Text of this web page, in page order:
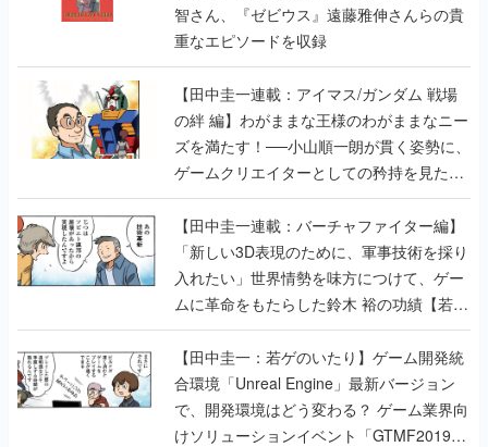
智さん、『ゼビウス』遠藤雅伸さんらの貴
重なエピソードを収録
【田中圭一連載：アイマス/ガンダム 戦場
の絆 編】わがままな王様のわがままなニー
ズを満たす！──小山順一朗が貫く姿勢に、
ゲームクリエイターとしての矜持を見た
【若ゲのいたり最終回】
【田中圭一連載：バーチャファイター編】
「新しい3D表現のために、軍事技術を採り
入れたい」世界情勢を味方につけて、ゲー
ムに革命をもたらした鈴木 裕の功績【若ゲ
のいたり】
【田中圭一：若ゲのいたり】ゲーム開発統
合環境「Unreal Engine」最新バージョン
で、開発環境はどう変わる？ ゲーム業界向
けソリューションイベント「GTMF2019」